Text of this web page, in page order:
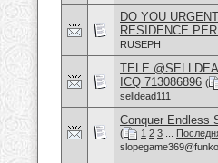
DO YOU
RESIDENCE
RUSEPH
TELE
ICQ 713086896 (
selldead111
Conquer Endless
( 1 2 3